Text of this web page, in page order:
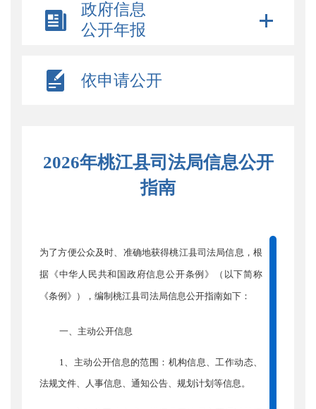
政府信息
公开年报
依申请公开
2026年桃江县司法局信息公开
指南
为了方便公众及时、准确地获得桃江县司法局信息，根
据《中华人民共和国政府信息公开条例》（以下简称
《条例》），编制桃江县司法局信息公开指南如下：
一、主动公开信息
1、主动公开信息的范围：机构信息、工作动态、
法规文件、人事信息、通知公告、规划计划等信息。